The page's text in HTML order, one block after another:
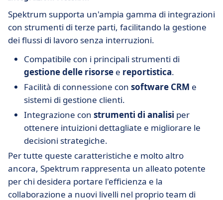
Spektrum supporta un'ampia gamma di integrazioni
con strumenti di terze parti, facilitando la gestione
dei flussi di lavoro senza interruzioni.
Compatibile con i principali strumenti di
gestione delle risorse e reportistica.
Facilità di connessione con software CRM e
sistemi di gestione clienti.
Integrazione con strumenti di analisi per
ottenere intuizioni dettagliate e migliorare le
decisioni strategiche.
Per tutte queste caratteristiche e molto altro
ancora, Spektrum rappresenta un alleato potente
per chi desidera portare l'efficienza e la
collaborazione a nuovi livelli nel proprio team di